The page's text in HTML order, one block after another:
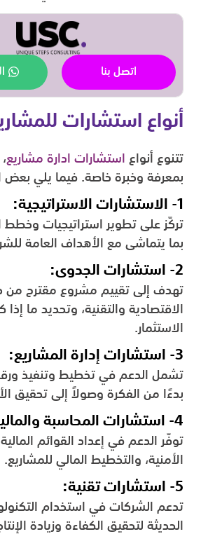
اتصل بنا
أنواع استشارات
تتنوع أنواع استشارات ادارة مشاريع
بمعرفة وخبرة خاصة. فيما يلي بعض
1- الاستشارات الاستراتيجية:
تركّز على تطوير استراتيجيات وخطط
بما يتماشى مع الأهداف العامة
2- استشارات الجدوى:
تهدف إلى تقييم مشروع مقترح من
الاقتصادية والتقنية، وتحديد ما
الاستثمار.
3- استشارات إدارة المشاريع:
تشمل الدعم في تخطيط وتنفيذ
بدءًا من الفكرة وصولاً إلى تحقيق
4- استشارات المحاسبة والمالية:
توفّر الدعم في إعداد القوائم
الأمنية، والتخطيط المالي للمشاريع.
5- استشارات تقنية:
تدعم الشركات في استخدام
الحديثة لتحقيق الكفاءة وزيادة